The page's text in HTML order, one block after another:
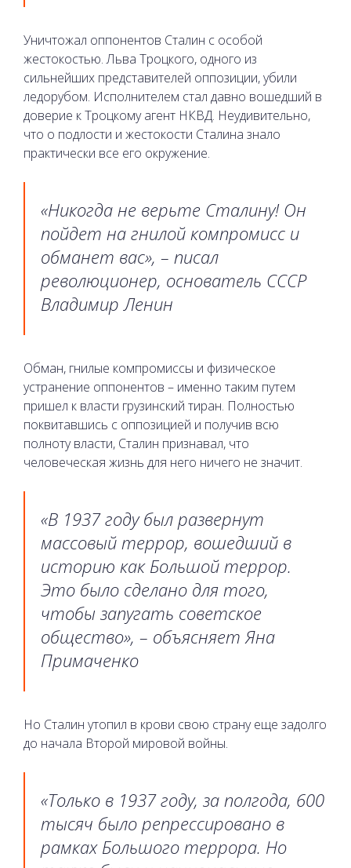
Уничтожал оппонентов Сталин с особой
жестокостью. Льва Троцкого, одного из
сильнейших представителей оппозиции, убили
ледорубом. Исполнителем стал давно вошедший в
доверие к Троцкому агент НКВД. Неудивительно,
что о подлости и жестокости Сталина знало
практически все его окружение.
«Никогда не верьте Сталину! Он
пойдет на гнилой компромисс и
обманет вас», – писал
революционер, основатель СССР
Владимир Ленин
Обман, гнилые компромиссы и физическое
устранение оппонентов – именно таким путем
пришел к власти грузинский тиран. Полностью
поквитавшись с оппозицией и получив всю
полноту власти, Сталин признавал, что
человеческая жизнь для него ничего не значит.
«В 1937 году был развернут
массовый террор, вошедший в
историю как Большой террор.
Это было сделано для того,
чтобы запугать советское
общество», – объясняет Яна
Примаченко
Но Сталин утопил в крови свою страну еще задолго
до начала Второй мировой войны.
«Только в 1937 году, за полгода, 600
тысяч было репрессировано в
рамках Большого террора. Но